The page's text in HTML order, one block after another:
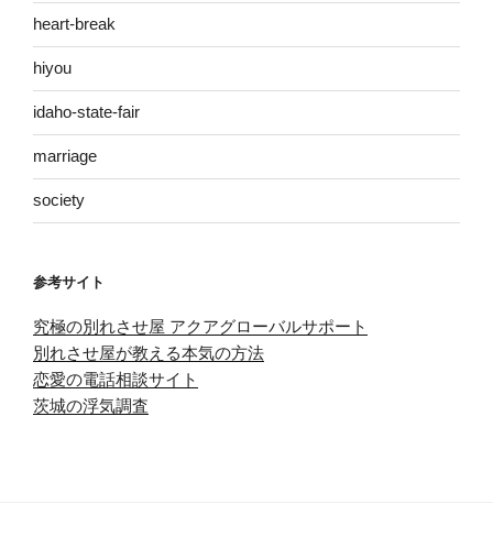
heart-break
hiyou
idaho-state-fair
marriage
society
参考サイト
究極の別れさせ屋 アクアグローバルサポート
別れさせ屋が教える本気の方法
恋愛の電話相談サイト
茨城の浮気調査